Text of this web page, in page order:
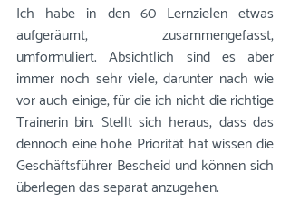
Ich habe in den 60 Lernzielen etwas
aufgeräumt, zusammengefasst,
umformuliert. Absichtlich sind es aber
immer noch sehr viele, darunter nach wie
vor auch einige, für die ich nicht die richtige
Trainerin bin. Stellt sich heraus, dass das
dennoch eine hohe Priorität hat wissen die
Geschäftsführer Bescheid und können sich
überlegen das separat anzugehen.